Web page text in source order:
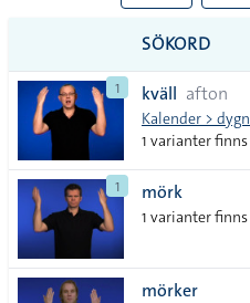
till
alla i
lista
SÖKORD
1 kväll afton
Kalender > dygn
1 varianter finns
1 mörk
1 varianter finns
mörker